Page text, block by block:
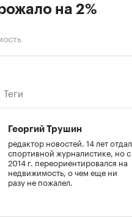
на 2%
Теги
Георгий Трушин
редактор новостей. 14 лет отдал
спортивной журналистике, но с
2014 г. переориентировался на
недвижимость, о чем еще ни
разу не пожалел.